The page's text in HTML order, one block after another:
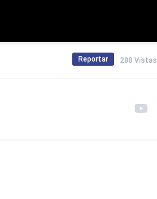
288 Vistas
Reportar